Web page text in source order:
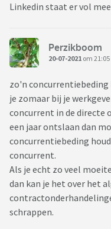
Linkedin staat er vol
Perzikboom
20-07-2021 om 21:05
zo'n
je zomaar bij je
concurrent in de directe
een jaar ontslaan dan
concurrentiebeding
concurrent.
Als je echt zo veel
dan kan je het over het
schrappen.